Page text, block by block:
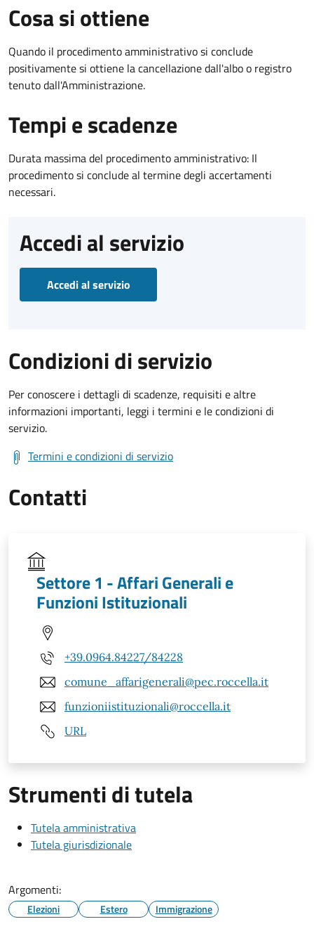
Cosa si ottiene
Quando il procedimento amministrativo si conclude
positivamente si ottiene la cancellazione dall'albo o registro
tenuto dall'Amministrazione.
Tempi e scadenze
Durata massima del procedimento amministrativo: Il
procedimento si conclude al termine degli accertamenti
necessari.
Accedi al servizio
Accedi al servizio
Condizioni di servizio
Per conoscere i dettagli di scadenze, requisiti e altre
informazioni importanti, leggi i termini e le condizioni di
servizio.
Termini e condizioni di servizio
Contatti
Settore 1 - Affari Generali e
Funzioni Istituzionali
+39.0964.84227/84228
comune_affarigenerali@pec.roccella.it
funzioniistituzionali@roccella.it
URL
Strumenti di tutela
Tutela amministrativa
Tutela giurisdizionale
Argomenti:
Elezioni Estero Immigrazione